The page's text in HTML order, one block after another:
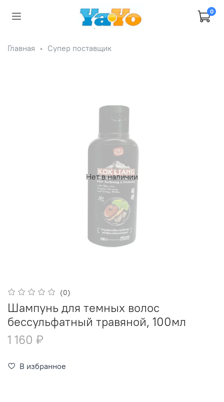
0
Главная Супер поставщик
Нет в наличии
(0)
Шампунь для темных волос
бессульфатный травяной, 100мл
1 160 ₽
В избранное